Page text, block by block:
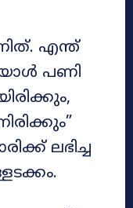
എന്ത്
പണി
ലഭിച്ച